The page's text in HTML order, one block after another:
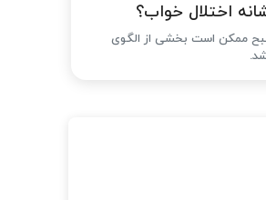
اختلال خواب؟
شدن ساعت ۳ صبح ممکن است بخشی از الگوی